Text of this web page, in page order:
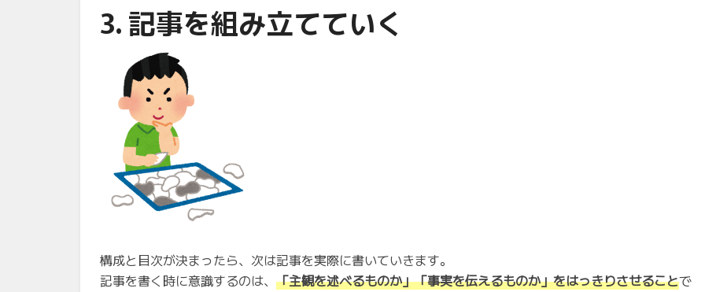
3. 記事を組み立てていく
構成と目次が決まったら、次は記事を実際に書いていきます。
記事を書く時に意識するのは、 「主観を述べるものか」「事実を伝えるものか」をはっきりさせることで